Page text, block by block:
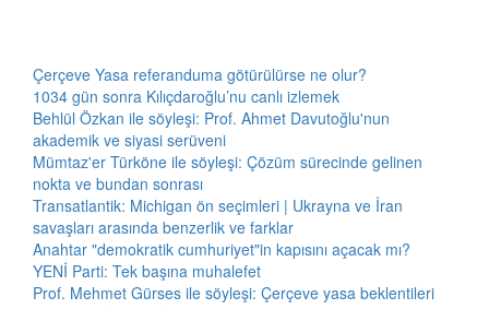
Çerçeve Yasa referanduma götürülürse ne olur?
1034 gün sonra Kılıçdaroğlu’nu canlı izlemek
Behlül Özkan ile söyleşi: Prof. Ahmet Davutoğlu'nun
akademik ve siyasi serüveni
Mümtaz'er Türköne ile söyleşi: Çözüm sürecinde gelinen
nokta ve bundan sonrası
Transatlantik: Michigan ön seçimleri | Ukrayna ve İran
savaşları arasında benzerlik ve farklar
Anahtar "demokratik cumhuriyet"in kapısını açacak mı?
YENİ Parti: Tek başına muhalefet
Prof. Mehmet Gürses ile söyleşi: Çerçeve yasa beklentileri